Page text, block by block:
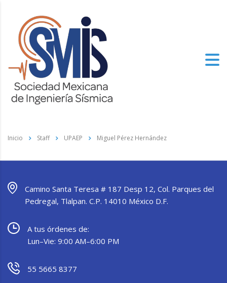
Inicio Staff UPAEP Miguel Pérez Hernández
Camino Santa Teresa # 187 Desp 12, Col. Parques del
Pedregal, Tlalpan. C.P. 14010 México D.F.
A tus órdenes de:
Lun–Vie: 9:00 AM–6:00 PM
55 5665 8377